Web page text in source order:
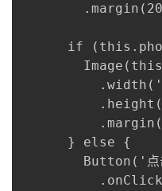
if
      } else {
Button('点